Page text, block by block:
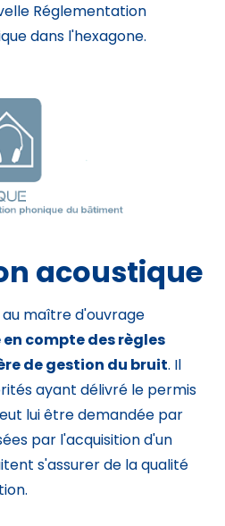
Réglementation
dans l'hexagone.
acoustique
maître d'ouvrage
compte des règles
de gestion du bruit. Il
ayant délivré le permis
lui être demandée par
par l'acquisition d'un
s'assurer de la qualité